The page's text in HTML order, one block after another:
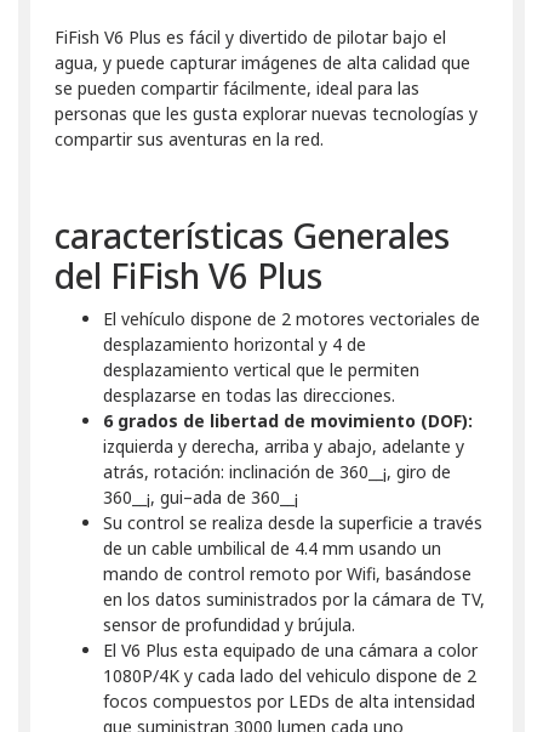
FiFish V6 Plus es fácil y divertido de pilotar bajo el
agua, y puede capturar imágenes de alta calidad que
se pueden compartir fácilmente, ideal para las
personas que les gusta explorar nuevas tecnologías y
compartir sus aventuras en la red.
características Generales
del FiFish V6 Plus
El vehículo dispone de 2 motores vectoriales de
desplazamiento horizontal y 4 de
desplazamiento vertical que le permiten
desplazarse en todas las direcciones.
6 grados de libertad de movimiento (DOF):
izquierda y derecha, arriba y abajo, adelante y
atrás, rotación: inclinación de 360__¡, giro de
360__¡, gui–ada de 360__¡
Su control se realiza desde la superficie a través
de un cable umbilical de 4.4 mm usando un
mando de control remoto por Wifi, basándose
en los datos suministrados por la cámara de TV,
sensor de profundidad y brújula.
El V6 Plus esta equipado de una cámara a color
1080P/4K y cada lado del vehiculo dispone de 2
focos compuestos por LEDs de alta intensidad
que suministran 3000 lumen cada uno